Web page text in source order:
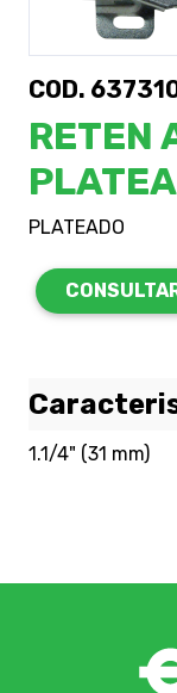
COD.
RETEN
PLATEADO
1.1/4" (31 mm)